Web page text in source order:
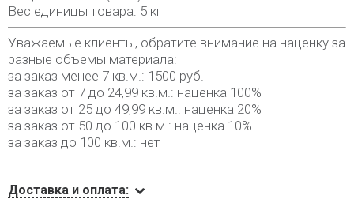
Вес единицы товара: 5 кг
Уважаемые клиенты, обратите внимание на наценку за
разные объемы материала:
за заказ менее 7 кв.м.: 1500 руб.
за заказ от 7 до 24,99 кв.м.: наценка 100%
за заказ от 25 до 49,99 кв.м.: наценка 20%
за заказ от 50 до 100 кв.м.: наценка 10%
за заказ до 100 кв.м.: нет
Доставка и оплата: